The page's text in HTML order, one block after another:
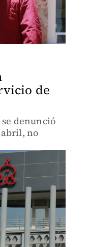
de
se denunció
abril, no